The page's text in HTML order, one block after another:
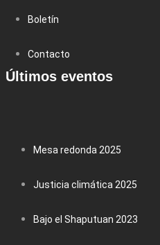
Boletín
Contacto
Últimos eventos
Mesa redonda 2025
Justicia climática 2025
Bajo el Shaputuan 2023